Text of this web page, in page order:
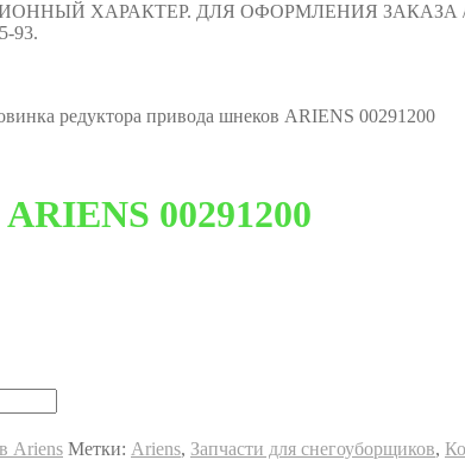
ХАРАКТЕР. ДЛЯ ОФОРМЛЕНИЯ
93.
редуктора привода шнеков ARIENS 00291200
00291200
Ariens Метки: Ariens, Запчасти для снегоуборщиков,